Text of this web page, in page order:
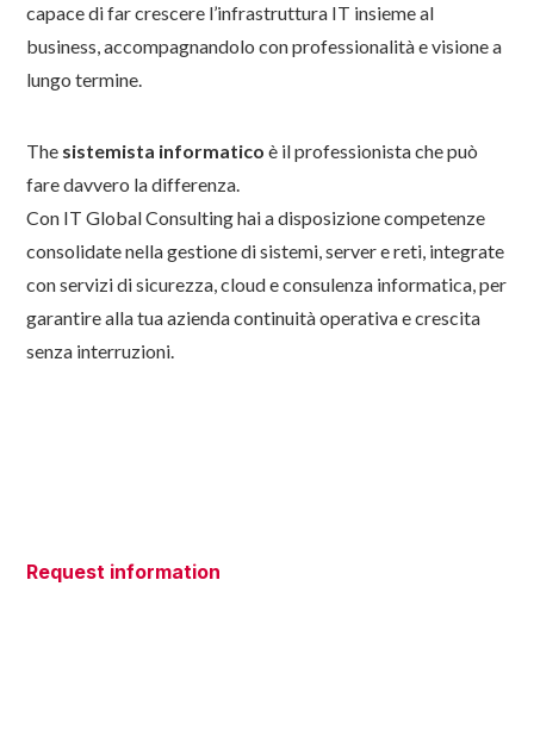
capace di far crescere l’infrastruttura IT insieme al
business, accompagnandolo con professionalità e visione a
lungo termine.
The sistemista informatico è il professionista che può
fare davvero la differenza.
Con IT Global Consulting hai a disposizione competenze
consolidate nella gestione di sistemi, server e reti, integrate
con servizi di sicurezza, cloud e consulenza informatica, per
garantire alla tua azienda continuità operativa e crescita
senza interruzioni.
Request information